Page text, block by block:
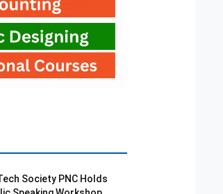
Society PNC Holds